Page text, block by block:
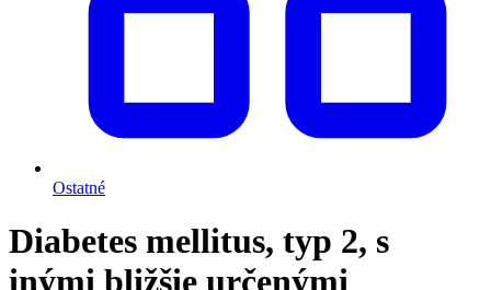
Ostatné
Diabetes mellitus, typ 2, s
inými bližšie určenými